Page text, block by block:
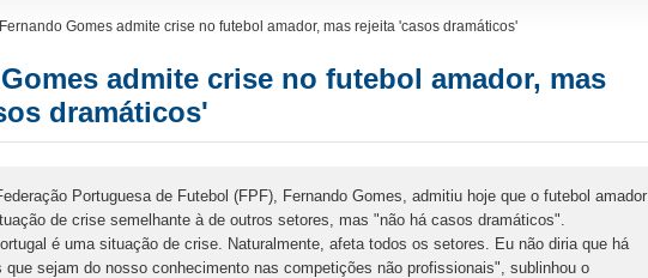
Fernando Gomes admite crise no futebol amador, mas rejeita 'casos dramáticos'
admite crise no futebol amador, mas
dramáticos'
Portuguesa de Futebol (FPF), Fernando Gomes, admitiu hoje que o futebol amador
de crise semelhante à de outros setores, mas "não há casos dramáticos".
é uma situação de crise. Naturalmente, afeta todos os setores. Eu não diria que há
que sejam do nosso conhecimento nas competições não profissionais", sublinhou o